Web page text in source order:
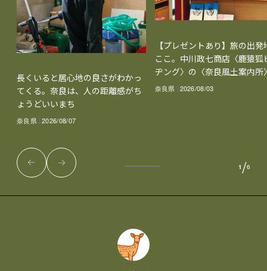
長くいると居心地の良さがわかっ
てくる。奈良は、人の距離感がち
ょうどいいまち
奈良県 2026/08/07
【プレゼントあり】旅の出発
ここ。中川政七商店〈鹿猿狐
ヂング〉の〈奈良風土案内所
奈良県 2026/08/03
1 /6